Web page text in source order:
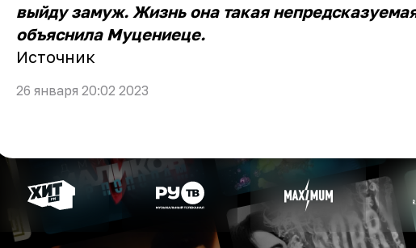
выйду замуж. Жизнь она такая
объяснила Муцениеце.
Источник
26 января 20:02 2023